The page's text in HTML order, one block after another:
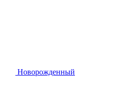
Новорожденный